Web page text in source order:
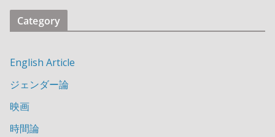
Category
English Article
ジェンダー論
映画
時間論